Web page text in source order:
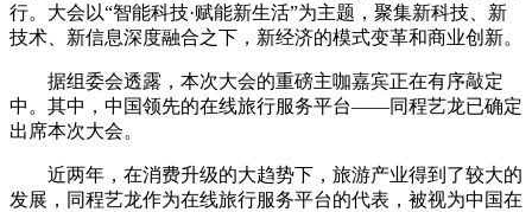
行。大会以“智能科技·赋能新生活”为主题，聚集新科技、新
技术、新信息深度融合之下，新经济的模式变革和商业创新。
据组委会透露，本次大会的重磅主咖嘉宾正在有序敲定
中。其中，中国领先的在线旅行服务平台——同程艺龙已确定
出席本次大会。
近两年，在消费升级的大趋势下，旅游产业得到了较大的
发展，同程艺龙作为在线旅行服务平台的代表，被视为中国在